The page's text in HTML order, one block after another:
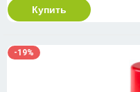
Купить
-19%